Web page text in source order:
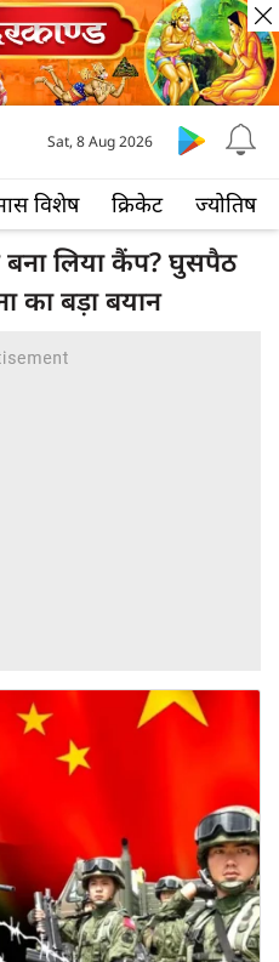
विशेष क्रिकेट ज्योतिष
Sat, 8 Aug 2026
लिया कैंप? घुसपैठ
का बड़ा बयान